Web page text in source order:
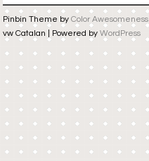
Pinbin Theme by Color Awesomeness
vw Catalan | Powered by WordPress